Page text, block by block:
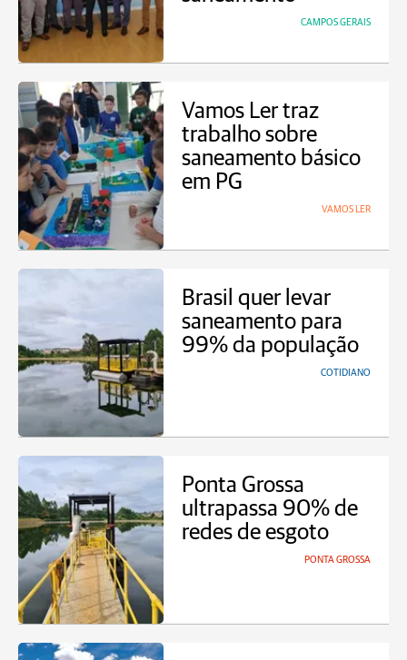
CAMPOS GERAIS
Vamos Ler traz
trabalho sobre
saneamento básico
em PG
VAMOS LER
Brasil quer levar
saneamento para
99% da população
COTIDIANO
Ponta Grossa
ultrapassa 90% de
redes de esgoto
PONTA GROSSA